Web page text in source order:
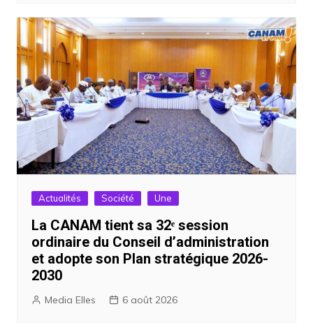
Actualités Société Une
La CANAM tient sa 32ᵉ session
ordinaire du Conseil d’administration
et adopte son Plan stratégique 2026-
2030
Media Elles 6 août 2026